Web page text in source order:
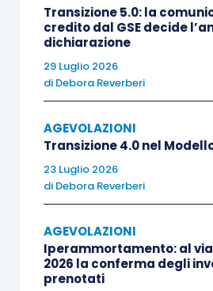
nonché i gestionali
essi;
consente,
agevolativi (è
al 120% e al 140%
quelli previsti all’
lettere b) e c), D.L.
è cumulabile con
aventi ad oggetto i
eccezione del
Transizione 5.0: la
credito dal GSE decide
dichiarazione
29 Luglio 2026
di Debora Reverberi
AGEVOLAZIONI
Transizione 4.0 nel
23 Luglio 2026
di Debora Reverberi
AGEVOLAZIONI
Iperammortamento: al via
2026 la conferma degli
prenotati